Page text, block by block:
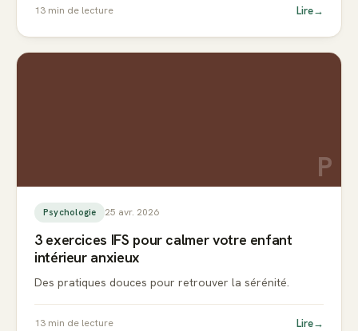
13 min de lecture Lire→
P
Psychologie 25 avr. 2026
3 exercices IFS pour calmer votre enfant
intérieur anxieux
Des pratiques douces pour retrouver la sérénité.
13 min de lecture Lire→